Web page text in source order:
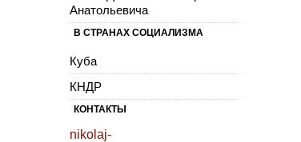
Анатольевича
В СТРАНАХ СОЦИАЛИЗМА
Куба
КНДР
КОНТАКТЫ
nikolaj-